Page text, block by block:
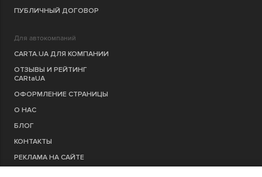
ПУБЛИЧНЫЙ ДОГОВОР
Для автокомпаний
CARTA.UA ДЛЯ КОМПАНИИ
ОТЗЫВЫ И РЕЙТИНГ
CARtaUA
ОФОРМЛЕНИЕ СТРАНИЦЫ
О НАС
БЛОГ
КОНТАКТЫ
РЕКЛАМА НА САЙТЕ